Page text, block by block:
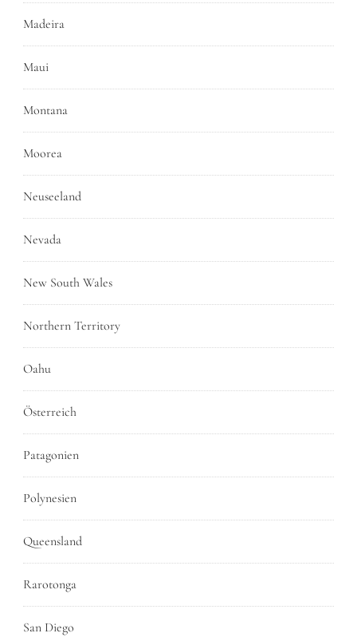
Madeira
Maui
Montana
Moorea
Neuseeland
Nevada
New South Wales
Northern Territory
Oahu
Österreich
Patagonien
Polynesien
Queensland
Rarotonga
San Diego